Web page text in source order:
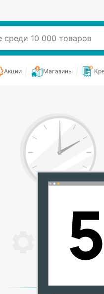
Акции Магазины